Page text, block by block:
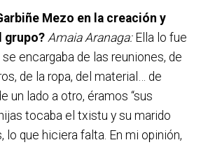
Mezo en la creación y
grupo? Amaia Aranaga:Ella lo fue
encargaba de las reuniones, de
de la ropa, del material… de
un lado a otro, éramos “sus
tocaba el txistu y su marido
lo que hiciera falta. En mi opinión,